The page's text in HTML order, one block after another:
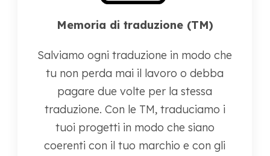
Memoria di traduzione (TM)
Salviamo ogni traduzione in modo che
tu non perda mai il lavoro o debba
pagare due volte per la stessa
traduzione. Con le TM, traduciamo i
tuoi progetti in modo che siano
coerenti con il tuo marchio e con gli